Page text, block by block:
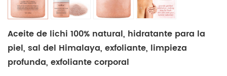
Aceite de lichi 100% natural, hidratante para la
piel, sal del Himalaya, exfoliante, limpieza
profunda, exfoliante corporal